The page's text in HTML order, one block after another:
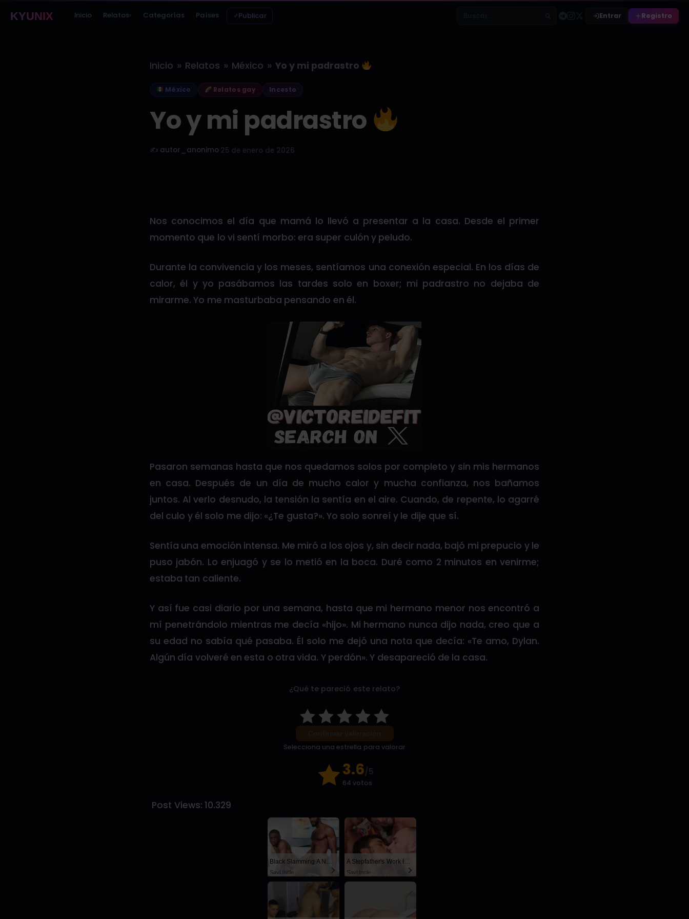
KYUNIX Inicio Relatos▾ Categorías Países Publicar Entrar Registro
Inicio » Relatos » México » Yo y mi padrastro
México Relatos gay Incesto
Yo y mi padrastro
✍️ autor_anonimo 25 de enero de 2026
Nos conocimos el día que mamá lo llevó a presentar a la casa. Desde el primer
momento que lo vi sentí morbo: era super culón y peludo.
Durante la convivencia y los meses, sentíamos una conexión especial. En los días de
calor, él y yo pasábamos las tardes solo en boxer; mi padrastro no dejaba de
mirarme. Yo me masturbaba pensando en él.
Pasaron semanas hasta que nos quedamos solos por completo y sin mis hermanos
en casa. Después de un día de mucho calor y mucha confianza, nos bañamos
juntos. Al verlo desnudo, la tensión la sentía en el aire. Cuando, de repente, lo agarré
del culo y él solo me dijo: «¿Te gusta?». Yo solo sonreí y le dije que sí.
Sentía una emoción intensa. Me miró a los ojos y, sin decir nada, bajó mi prepucio y le
puso jabón. Lo enjuagó y se lo metió en la boca. Duré como 2 minutos en venirme;
estaba tan caliente.
Y así fue casi diario por una semana, hasta que mi hermano menor nos encontró a
mí penetrándolo mientras me decía «hijo». Mi hermano nunca dijo nada, creo que a
su edad no sabía qué pasaba. Él solo me dejó una nota que decía: «Te amo, Dylan.
Algún día volveré en esta o otra vida. Y perdón». Y desapareció de la casa.
¿Qué te pareció este relato?
Selecciona una estrella para valorar
3.6/5
64 votos
Post Views: 10.329
Black Slamming A Nerd
SayUncle
A Stepfather's Work Is Never Done
SayUncle